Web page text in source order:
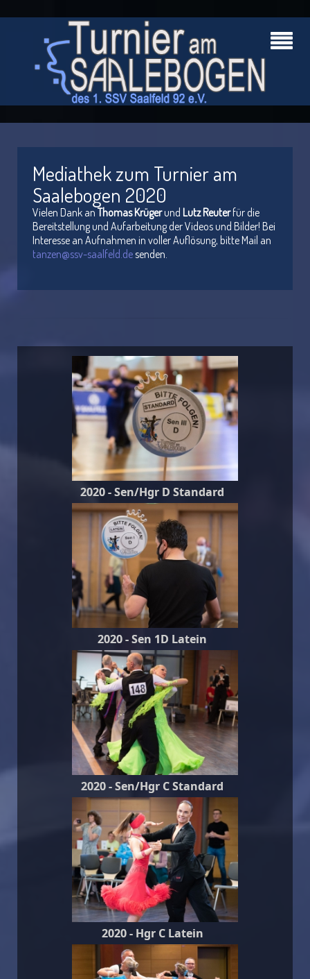
Mediathek zum Turnier am
Saalebogen 2020
Vielen Dank an Thomas Krügerund Lutz Reuterfür die
Bereitstellung und Aufarbeitung der Videos und Bilder! Bei
Interesse an Aufnahmen in voller Auflösung, bitte Mail an
tanzen@ssv-saalfeld.desenden.
2020 - Sen/Hgr D Standard
2020 - Sen 1D Latein
2020 - Sen/Hgr C Standard
2020 - Hgr C Latein